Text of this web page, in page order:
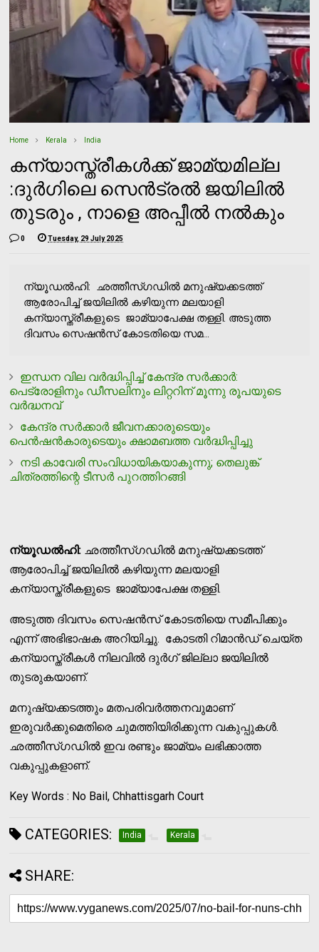
Home Kerala India
കന്യാസ്ത്രീകൾക്ക് ജാമ്യമില്ല
:ദുർ​ഗിലെ സെൻട്രൽ ജയിലിൽ
തുടരും , നാളെ അപ്പീൽ നൽകും
0 Tuesday, 29 July 2025
ന്യൂഡൽഹി: ഛത്തീസ്ഗഡില്‍ മനുഷ്യക്കടത്ത്
ആരോപിച്ച് ജയിലിൽ കഴിയുന്ന മലയാളി
കന്യാസ്ത്രീകളുടെ ജാമ്യാപേക്ഷ തള്ളി. അടുത്ത
ദിവസം സെഷൻസ് കോടതിയെ സമ...
ഇന്ധന വില വര്‍ദ്ധിപ്പിച്ച് കേന്ദ്ര സര്‍ക്കാര്‍:
പെട്രോളിനും ഡീസലിനും ലിറ്ററിന് മൂന്നു രൂപയുടെ
വര്‍ദ്ധനവ്
കേന്ദ്ര സര്‍ക്കാര്‍ ജീവനക്കാരുടെയും
പെന്‍ഷന്‍കാരുടെയും ക്ഷാമബത്ത വര്‍ദ്ധിപ്പിച്ചു
നടി കാവേരി സംവിധായികയാകുന്നു; തെലുങ്ക്
ചിത്രത്തിന്റെ ടീസര്‍ പുറത്തിറങ്ങി
ന്യൂഡൽഹി: ഛത്തീസ്ഗഡില്‍ മനുഷ്യക്കടത്ത്
ആരോപിച്ച് ജയിലിൽ കഴിയുന്ന മലയാളി
കന്യാസ്ത്രീകളുടെ ജാമ്യാപേക്ഷ തള്ളി.
അടുത്ത ദിവസം സെഷൻസ് കോടതിയെ സമീപിക്കും
എന്ന് അഭിഭാഷക അറിയിച്ചു. കോടതി റിമാൻഡ് ചെയ്ത
കന്യാസ്ത്രീകൾ നിലവിൽ ദുർഗ് ജില്ലാ ജയിലിൽ
തുടരുകയാണ്.
മനുഷ്യക്കടത്തും മതപരിവർത്തനവുമാണ്
ഇരുവർക്കുമെതിരെ ചുമത്തിയിരിക്കുന്ന വകുപ്പുകൾ.
ഛത്തീസ്ഗഡിൽ ഇവ രണ്ടും ജാമ്യം ലഭിക്കാത്ത
വകുപ്പുകളാണ്.
Key Words : No Bail, Chhattisgarh Court
CATEGORIES: India Kerala
SHARE: